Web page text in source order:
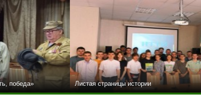
победа» Листая страницы истории